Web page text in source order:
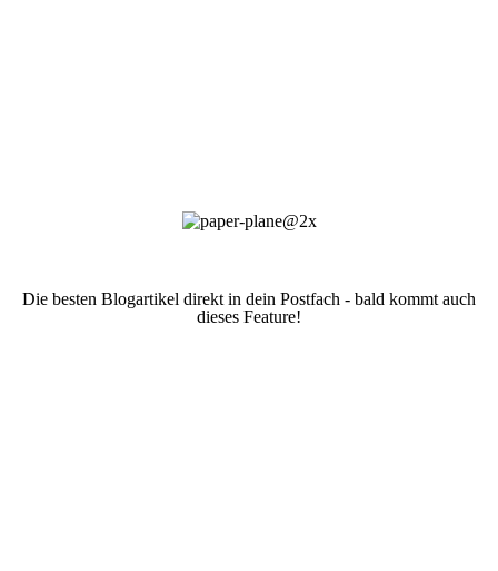
Die besten Blogartikel direkt in dein Postfach - bald kommt auch
dieses Feature!